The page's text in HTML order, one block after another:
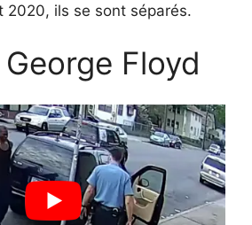
2020, ils se sont séparés.
Floyd